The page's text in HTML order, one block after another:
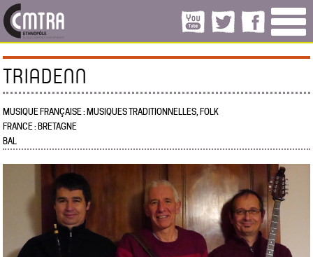
TRIADENN
MUSIQUE FRANÇAISE : MUSIQUES TRADITIONNELLES, FOLK
FRANCE : BRETAGNE
BAL